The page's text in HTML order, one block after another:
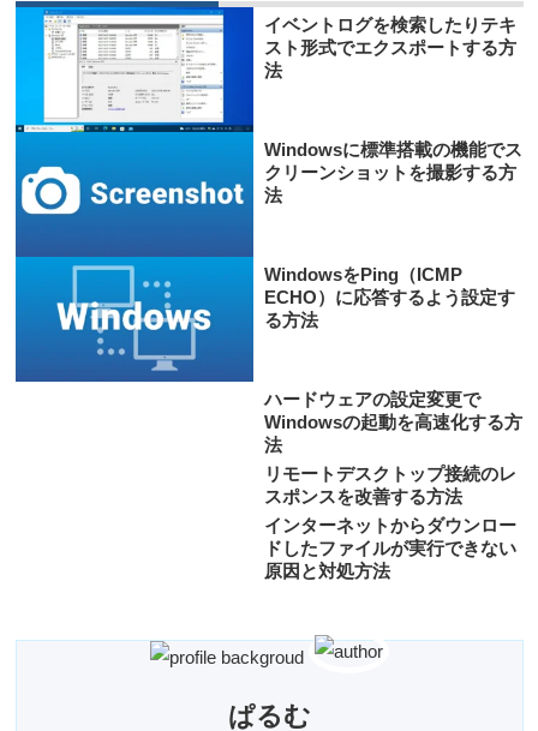
イベントログを検索したりテキ
スト形式でエクスポートする方
法
Windowsに標準搭載の機能でス
クリーンショットを撮影する方
法
WindowsをPing（ICMP
ECHO）に応答するよう設定す
る方法
ハードウェアの設定変更で
Windowsの起動を高速化する方
法
リモートデスクトップ接続のレ
スポンスを改善する方法
インターネットからダウンロー
ドしたファイルが実行できない
原因と対処方法
ぱるむ